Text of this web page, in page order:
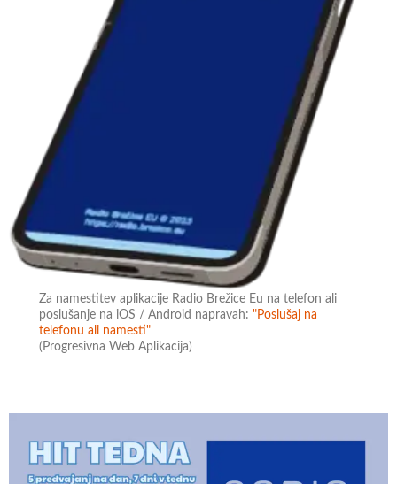
Za namestitev aplikacije Radio Brežice Eu na telefon ali
poslušanje na iOS / Android napravah:"Poslušaj na
telefonu ali namesti"
(Progresivna Web Aplikacija)